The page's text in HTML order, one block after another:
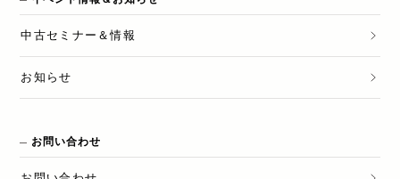
中古セミナー＆情報
お知らせ
お問い合わせ